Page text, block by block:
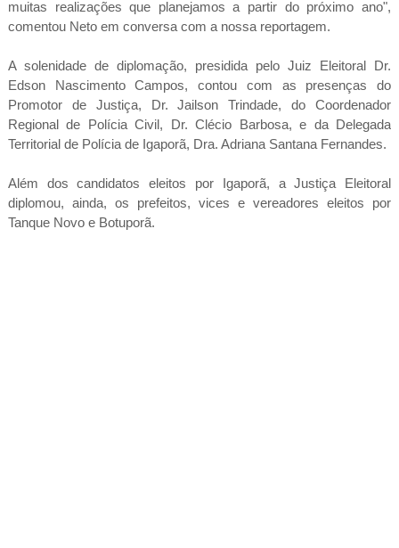
muitas realizações que planejamos a partir do próximo ano",
comentou Neto em conversa com a nossa reportagem.
A solenidade de diplomação, presidida pelo Juiz Eleitoral Dr.
Edson Nascimento Campos, contou com as presenças do
Promotor de Justiça, Dr. Jailson Trindade, do Coordenador
Regional de Polícia Civil, Dr. Clécio Barbosa, e da Delegada
Territorial de Polícia de Igaporã, Dra. Adriana Santana Fernandes.
Além dos candidatos eleitos por Igaporã, a Justiça Eleitoral
diplomou, ainda, os prefeitos, vices e vereadores eleitos por
Tanque Novo e Botuporã.